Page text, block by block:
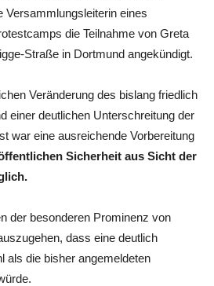
Versammlungsleiterin eines
die Teilnahme von Greta
Straße in Dortmund angekündigt.
Veränderung des bislang friedlich
einer deutlichen Unterschreitung der
war eine ausreichende Vorbereitung
Sicherheit aus Sicht der
der besonderen Prominenz von
dass eine deutlich
als die bisher angemeldeten